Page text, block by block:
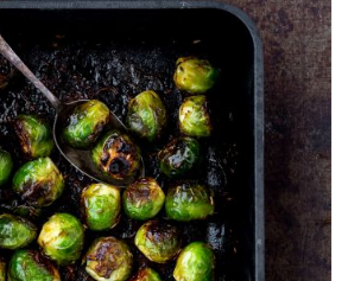
AANMELDEN
RECEPTEN
WEEKMENU'S
KOOKBOEKEN